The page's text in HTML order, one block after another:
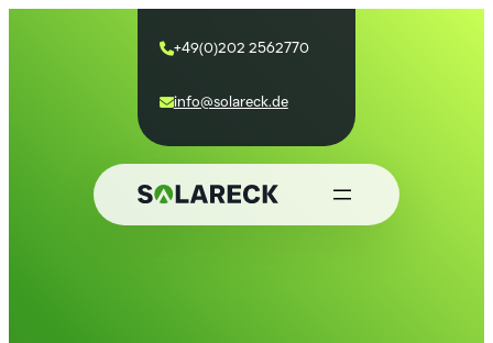
+49(0)202 2562770
info@solareck.de